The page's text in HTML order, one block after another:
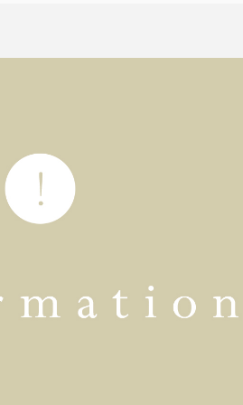
ワンタッチで瞬時に開閉可能。